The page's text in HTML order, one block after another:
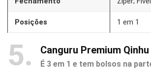
Posições 1 em 1
5 Canguru Premium Qinhu
É 3 em 1 e tem bolsos na